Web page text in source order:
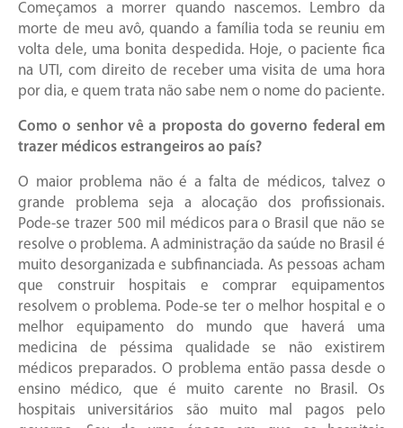
Começamos a morrer quando nascemos. Lembro da
morte de meu avô, quando a família toda se reuniu em
volta dele, uma bonita despedida. Hoje, o paciente fica
na UTI, com direito de receber uma visita de uma hora
por dia, e quem trata não sabe nem o nome do paciente.
Como o senhor vê a proposta do governo federal em
trazer médicos estrangeiros ao país?
O maior problema não é a falta de médicos, talvez o
grande problema seja a alocação dos profissionais.
Pode-se trazer 500 mil médicos para o Brasil que não se
resolve o problema. A administração da saúde no Brasil é
muito desorganizada e subfinanciada. As pessoas acham
que construir hospitais e comprar equipamentos
resolvem o problema. Pode-se ter o melhor hospital e o
melhor equipamento do mundo que haverá uma
medicina de péssima qualidade se não existirem
médicos preparados. O problema então passa desde o
ensino médico, que é muito carente no Brasil. Os
hospitais universitários são muito mal pagos pelo